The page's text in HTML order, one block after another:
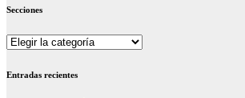
Secciones
Secciones
Entradas recientes